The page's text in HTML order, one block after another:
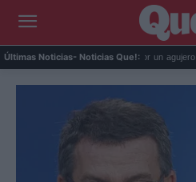
Últimas Noticias- Noticias Que!:
Leia fueron hermanos por un agujero de guio...